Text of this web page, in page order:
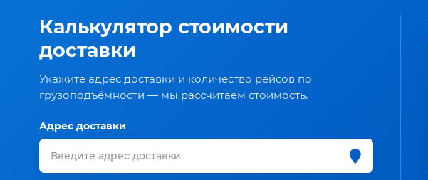
Калькулятор стоимости
доставки
Укажите адрес доставки и количество рейсов по
грузоподъёмности — мы рассчитаем стоимость.
Адрес доставки